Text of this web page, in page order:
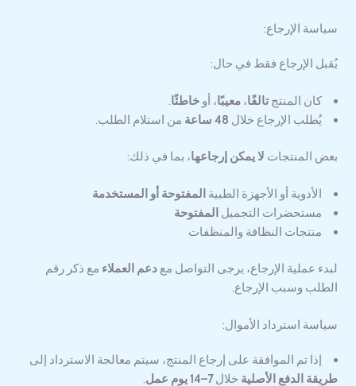
سياسة الإرجاع:
يُقبل الإرجاع فقط في حال:
كان المنتجتالفًا،معيبًا، أوخاطئًا.
يُطلب الإرجاع خلال 48 ساعة من استلام الطلب.
بعض المنتجات لا يمكن إرجاعها، بما في ذلك:
الأدوية أو الأجهزة الطبية المفتوحة أو المستخدمة
مستحضرات التجميل المفتوحة
منتجات النظافة والمنظفات
لبدء عملية الإرجاع، يرجى التواصل مع دعم العملاء مع ذكر رقم
الطلب وسبب الإرجاع.
سياسة استرداد الأموال:
إذا تم الموافقة على إرجاع المنتج، سيتم معالجة الاسترداد إلى
طريقة الدفع الأصلية خلال7–14 يوم عمل
.